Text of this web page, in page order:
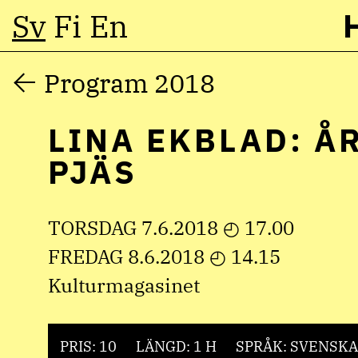
Hoppa
innehåll
Sv Fi En
Program 2018
LINA EKBLAD:
PJÄS
TORSDAG 7.6.2018 ◴ 17.00
FREDAG 8.6.2018 ◴ 14.15
Kulturmagasinet
PRIS: 10 LÄNGD: 1 H SPRÅK: SVENSKA